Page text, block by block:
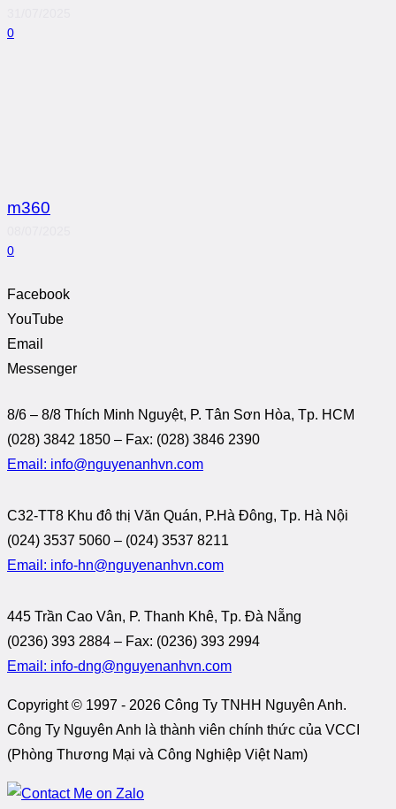
0
m360
0
Facebook
YouTube
Email
Messenger
8/6 – 8/8 Thích Minh Nguyệt, P. Tân Sơn Hòa, Tp. HCM
(028) 3842 1850 – Fax: (028) 3846 2390
Email: info@nguyenanhvn.com
C32-TT8 Khu đô thị Văn Quán, P.Hà Đông, Tp. Hà Nội
(024) 3537 5060 – (024) 3537 8211
Email: info-hn@nguyenanhvn.com
445 Trần Cao Vân, P. Thanh Khê, Tp. Đà Nẵng
(0236) 393 2884 – Fax: (0236) 393 2994
Email: info-dng@nguyenanhvn.com
Copyright © 1997 - 2026 Công Ty TNHH Nguyên Anh.
Công Ty Nguyên Anh là thành viên chính thức của VCCI
(Phòng Thương Mại và Công Nghiệp Việt Nam)